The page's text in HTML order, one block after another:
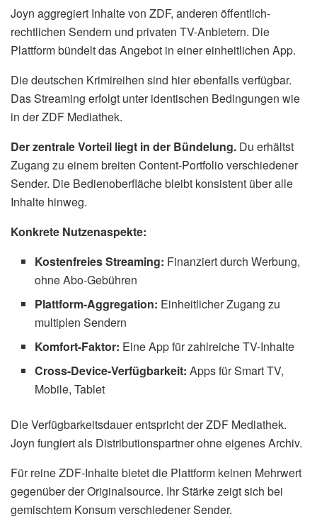
Joyn aggregiert Inhalte von ZDF, anderen öffentlich-
rechtlichen Sendern und privaten TV-Anbietern. Die
Plattform bündelt das Angebot in einer einheitlichen App.
Die deutschen Krimireihen sind hier ebenfalls verfügbar.
Das Streaming erfolgt unter identischen Bedingungen wie
in der ZDF Mediathek.
Der zentrale Vorteil liegt in der Bündelung. Du erhältst
Zugang zu einem breiten Content-Portfolio verschiedener
Sender. Die Bedienoberfläche bleibt konsistent über alle
Inhalte hinweg.
Konkrete Nutzenaspekte:
Kostenfreies Streaming: Finanziert durch Werbung,
ohne Abo-Gebühren
Plattform-Aggregation: Einheitlicher Zugang zu
multiplen Sendern
Komfort-Faktor: Eine App für zahlreiche TV-Inhalte
Cross-Device-Verfügbarkeit: Apps für Smart TV,
Mobile, Tablet
Die Verfügbarkeitsdauer entspricht der ZDF Mediathek.
Joyn fungiert als Distributionspartner ohne eigenes Archiv.
Für reine ZDF-Inhalte bietet die Plattform keinen Mehrwert
gegenüber der Originalsource. Ihr Stärke zeigt sich bei
gemischtem Konsum verschiedener Sender.